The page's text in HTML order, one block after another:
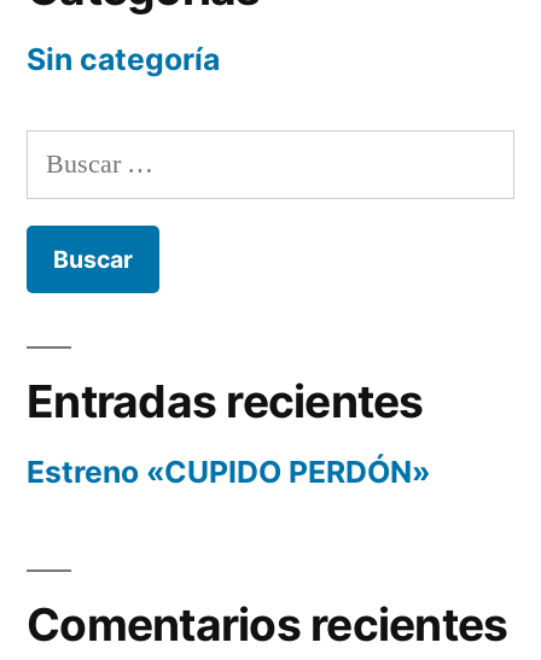
Sin categoría
Buscar:
Entradas recientes
Estreno «CUPIDO PERDÓN»
Comentarios recientes